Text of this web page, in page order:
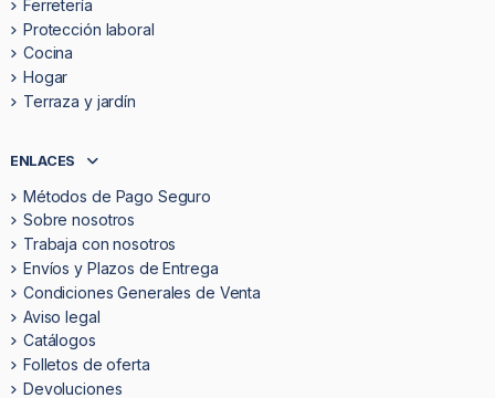
Ferretería
Protección laboral
Cocina
Hogar
Terraza y jardín
ENLACES
Métodos de Pago Seguro
Sobre nosotros
Trabaja con nosotros
Envíos y Plazos de Entrega
Condiciones Generales de Venta
Aviso legal
Catálogos
Folletos de oferta
Devoluciones